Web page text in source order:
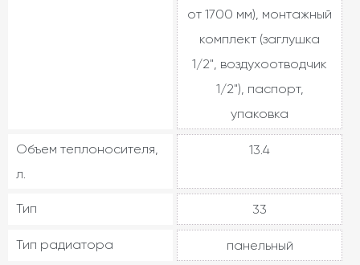
от 1700 мм), монтажный
комплект (заглушка
1/2", воздухоотводчик
1/2"), паспорт,
упаковка
Объем теплоносителя,
л.
13.4
Тип 33
Тип радиатора панельный